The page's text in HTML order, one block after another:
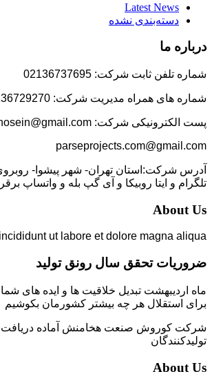
Latest News
دسته‌بندی نشده
درباره ما
شماره تلفن ثابت شرکت: 02136737695
شماره های همراه مدیریت شرکت: 09136729270 و 09198325824
پست الکترونیکی شرکت: amin.hosein@gmail.com
parseprojects.com@gmail.com
تلگرام و ایتا روبیکا و آی گپ بله و واتساپ
About Us
ut labore et dolore magna aliqua.
ضروریات تحقق سال رونق تولید
ماه اردیبهشت تبدیل خلاقیت ها و ایده های
برای استقلال هر چه بیشتر کشورمان بکوشیم
شرکت کوروش صنعت هخامنش آماده دریافت
تولیدکنندگان
About Us